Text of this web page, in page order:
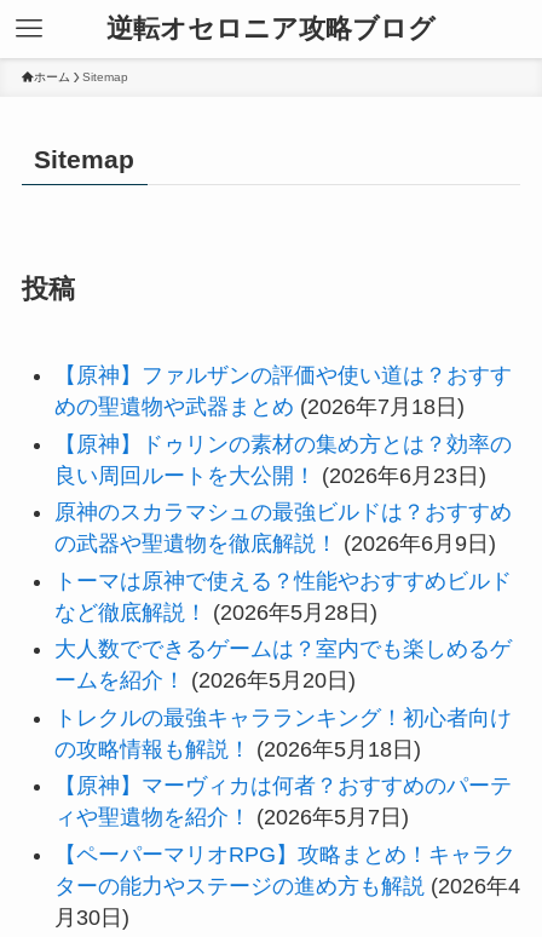
逆転オセロニア攻略ブログ
ホーム Sitemap
Sitemap
投稿
【原神】ファルザンの評価や使い道は？おすす
めの聖遺物や武器まとめ (2026年7月18日)
【原神】ドゥリンの素材の集め方とは？効率の
良い周回ルートを大公開！
(2026年6月23日)
原神のスカラマシュの最強ビルドは？おすすめ
の武器や聖遺物を徹底解説！
(2026年6月9日)
トーマは原神で使える？性能やおすすめビルド
など徹底解説！
(2026年5月28日)
大人数でできるゲームは？室内でも楽しめるゲ
ームを紹介！
(2026年5月20日)
トレクルの最強キャラランキング！初心者向け
の攻略情報も解説！
(2026年5月18日)
【原神】マーヴィカは何者？おすすめのパーテ
ィや聖遺物を紹介！
(2026年5月7日)
【ペーパーマリオRPG】攻略まとめ！キャラク
ターの能力やステージの進め方も解説 (2026年4
月30日)